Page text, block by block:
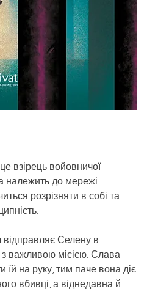
взірець войовничої
належить до мережі
розрізняти в собі та
відправляє Селену в
з важливою місією. Слава
їй на руку, тим паче вона діє
вбивці, а віднедавна й